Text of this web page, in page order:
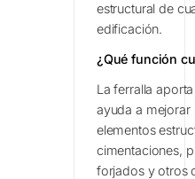
estructural de
edificación.
¿Qué función
La ferralla
ayuda a mejorar
elementos
cimentaciones,
forjados y otros